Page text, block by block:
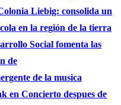
Liebig: consolida un
en la región de la tierra
Social fomenta las
de
de la musica
en Concierto despues de